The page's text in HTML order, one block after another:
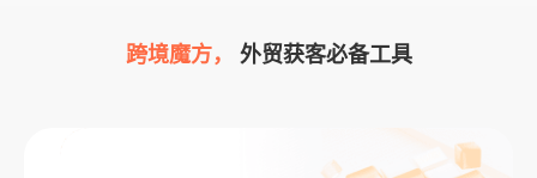
跨境魔方， 外贸获客必备工具